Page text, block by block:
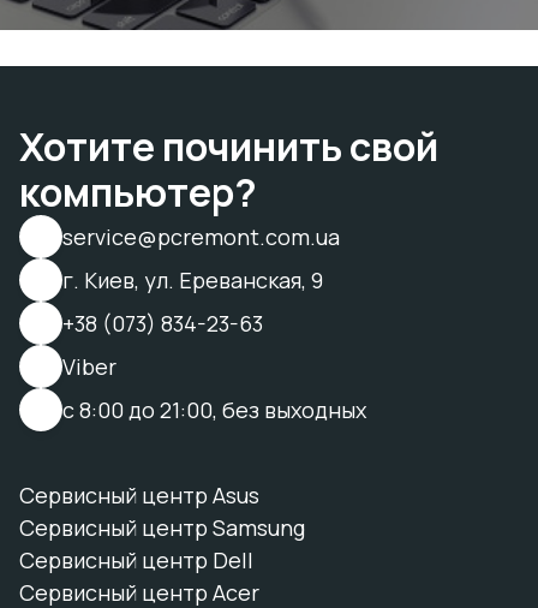
Хотите починить свой
компьютер?
service@pcremont.com.ua
г. Киев, ул. Ереванская, 9
+38 (073) 834-23-63
Viber
с 8:00 до 21:00, без выходных
Сервисный центр Asus
Сервисный центр Samsung
Сервисный центр Dell
Сервисный центр Acer